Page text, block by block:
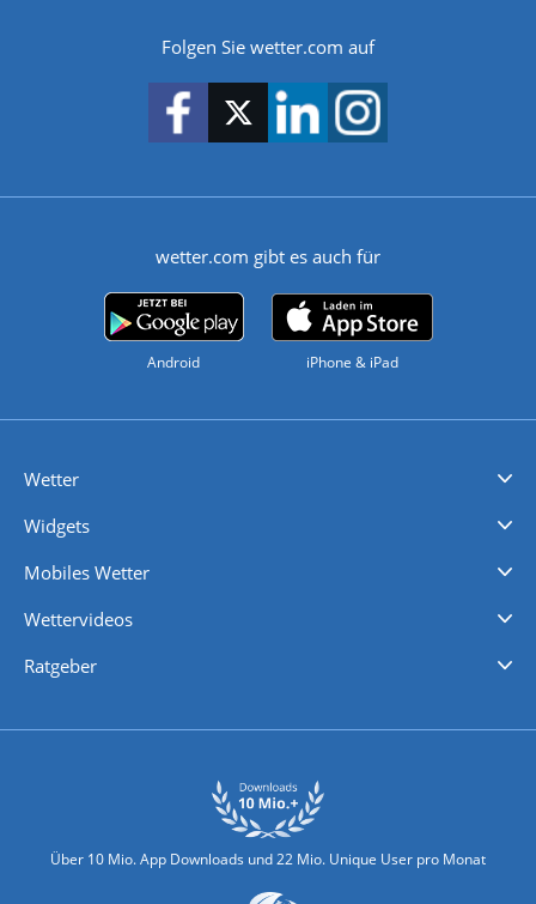
Folgen Sie wetter.com auf
wetter.com gibt es auch für
Android iPhone & iPad
Wetter
Widgets
Mobiles Wetter
Wettervideos
Ratgeber
Über 10 Mio. App Downloads und 22 Mio. Unique User pro Monat